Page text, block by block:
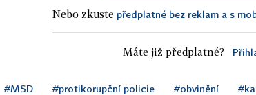
Nebo zkuste předplatné bez reklam a s
Máte již předplatné?
#MSD #protikorupční policie #obvinění